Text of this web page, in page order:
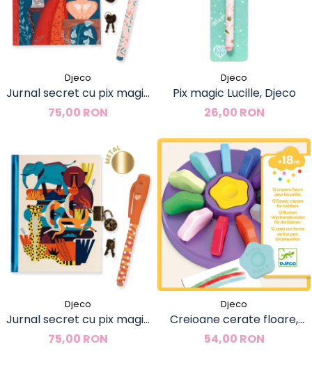
Djeco
Jurnal secret cu pix magic
Lisa, Djeco
75,00 RON
Djeco
Pix magic Lucille, Djeco
26,00 RON
Djeco
Jurnal secret cu pix magic
Owen, Djeco
75,00 RON
Djeco
Creioane cerate floare,
Djeco
54,00 RON